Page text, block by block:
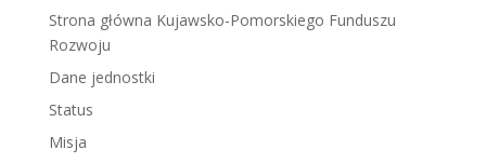
Strona główna Kujawsko-Pomorskiego Funduszu
Rozwoju
Dane jednostki
Status
Misja